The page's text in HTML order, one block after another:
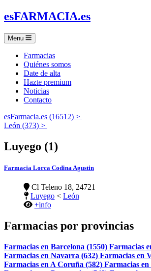
esFARMACIA.es
Menu
Farmacias
Quiénes somos
Date de alta
Hazte premium
Noticias
Contacto
esFarmacia.es (16512) >
León (373) >
Luyego (1)
Farmacia Lorca Codina Agustin
Cl Teleno 18, 24721
Luyego < León
+info
Farmacias por provincias
Farmacias en Barcelona (1550) Farmacias
Farmacias en Navarra (632) Farmacias en
Farmacias en A Coruña (582) Farmacias